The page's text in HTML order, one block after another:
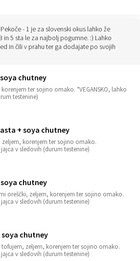
- 1 je za slovenski okus lahko že
in 5 sta le za najbolj pogumne. :) Lahko
in čili v prahu ter ga dodajate po svojih
chutney
ter sojino omako. *VEGANSKO, lahko
testenine)
+ soya chutney
zeljem, korenjem ter sojino omako.
jajca v sledovih (durum testenine)
chutney
oreščki, zeljem, korenjem ter sojino omako.
jajca v sledovih (durum testenine)
chutney
tofujem, zeljem, korenjem ter sojino omako.
jajca v sledovih (durum testenine)